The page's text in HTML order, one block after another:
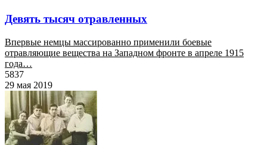
Девять тысяч отравленных
Впервые немцы массированно применили боевые
отравляющие вещества на Западном фронте в апреле 1915
года…
5837
29 мая 2019